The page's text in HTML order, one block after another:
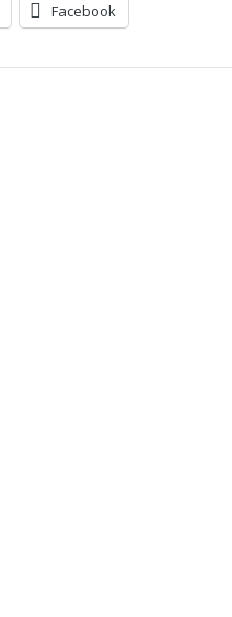
Facebook